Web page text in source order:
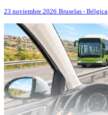
23 noviembre 2026 Bruselas - Bélgica